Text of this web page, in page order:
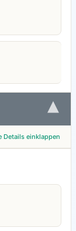
▾
Details einklappen